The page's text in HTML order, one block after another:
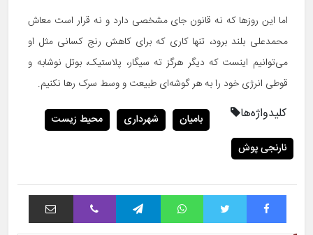
اما این روزها که نه قانون جای مشخصی دارد و نه قرار است معاش
محمدعلی بلند برود، تنها کاری که برای کاهش رنج کسانی مثل او
می‌توانیم اینست که دیگر هرگز ته سیگار، پلاستیک، بوتل نوشابه و
قوطی انرژی خود را به هر گوشه‌ای طبیعت و وسط سرک رها نکنیم.
کلیدواژه‌ها بامیان شهرداری
محیط زیست
نارنجی پوش
فیس بوک توییتر واتس آپ تلگرام وایبر اشتراک با ایمیل